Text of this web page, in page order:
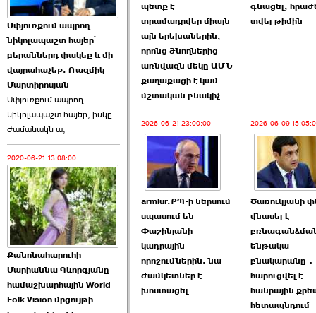
Աննա Վարդապետյանն
ուղերձ է հղել ›››
2026-06-25 23:21:00
Պաշտոնակռիվը սկսված
է. «Հրապարակ» ›››
2026-06-25 17:13:00
ԱԺ նախագահի
Սփյուռքում ապրող
նիկոլապաշտ հայեր՝
բերաններդ փակեք և մի
վայրահաչեք. Ռազմիկ
Մարտիրոսյան
Սփյուռքում ապրող
նիկոլապաշտ հայեր, իսկը
ժամանակն ա,
2020-06-21 13:08:00
Քանոնահարուհի
Մարիաննա Գևորգյանը
համաշխարհային World
Folk Vision մրցույթի
պետք է
տրամադրվեր միայն
այն երեխաներին,
որոնց ծնողներից
առնվազն մեկը ԱՄՆ
քաղաքացի է կամ
մշտական բնակիչ
գնացել,
տվել թիմին
2026-06-21 23:00:00
armlur.ՔՊ-ի ներսում
սպասում են
Փաշինյանի
կադրային
որոշումներին. նա
ժամկետներ է
խոստացել
2026-06-09
Ծառուկյանի
վնասել է
ենթակա
բնակարանը․
հարուցվել է
հանրային
հետապնդում